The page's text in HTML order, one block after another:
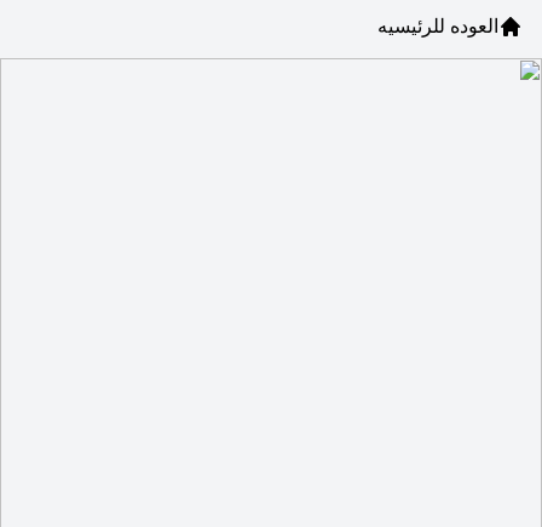
العوده للرئيسيه